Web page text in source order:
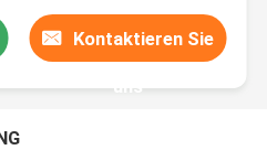
Kontaktieren Sie
uns